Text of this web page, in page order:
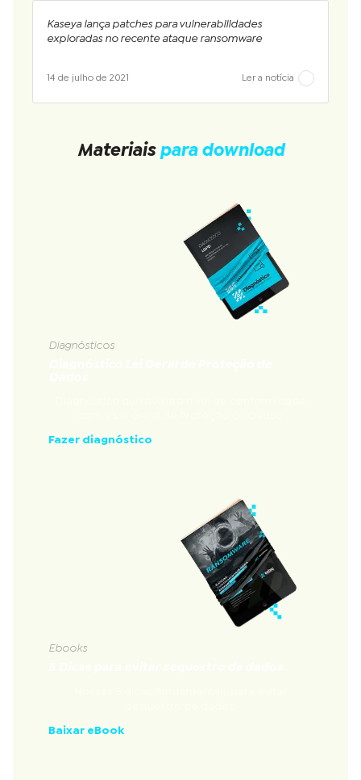
Kaseya lança patches para vulnerabilidades
exploradas no recente ataque ransomware
14 de julho de 2021 Ler a notícia
Materiais para download
Diagnósticos
Fazer diagnóstico
Ebooks
Baixar eBook